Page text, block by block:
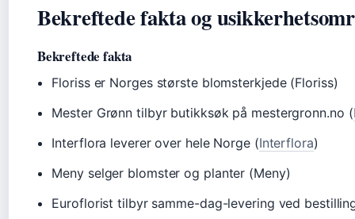
Bekreftede fakta og
Bekreftede fakta
Floriss er Norges største blomsterkjede (Floriss)
Mester Grønn tilbyr butikksøk på mestergronn.no (
Interflora leverer over hele Norge (Interflora)
Meny selger blomster og planter (Meny)
Euroflorist tilbyr samme-dag-levering ved